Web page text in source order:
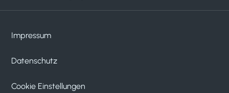
Impressum
Datenschutz
Cookie Einstellungen